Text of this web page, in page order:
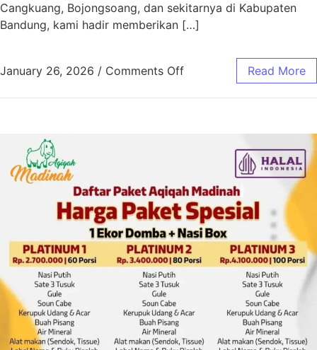
Cangkuang, Bojongsoang, dan sekitarnya di Kabupaten
Bandung, kami hadir memberikan […]
January 26, 2026 / Comments Off Read More